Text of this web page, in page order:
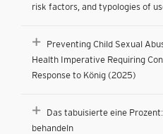
risk factors, and typologies of
Preventing Child Sexual
Health Imperative Requiring
Response to König (2025)
Das tabuisierte eine
behandeln